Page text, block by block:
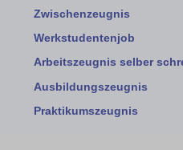
Zwischenzeugnis
Werkstudentenjob
Arbeitszeugnis selber
Ausbildungszeugnis
Praktikumszeugnis